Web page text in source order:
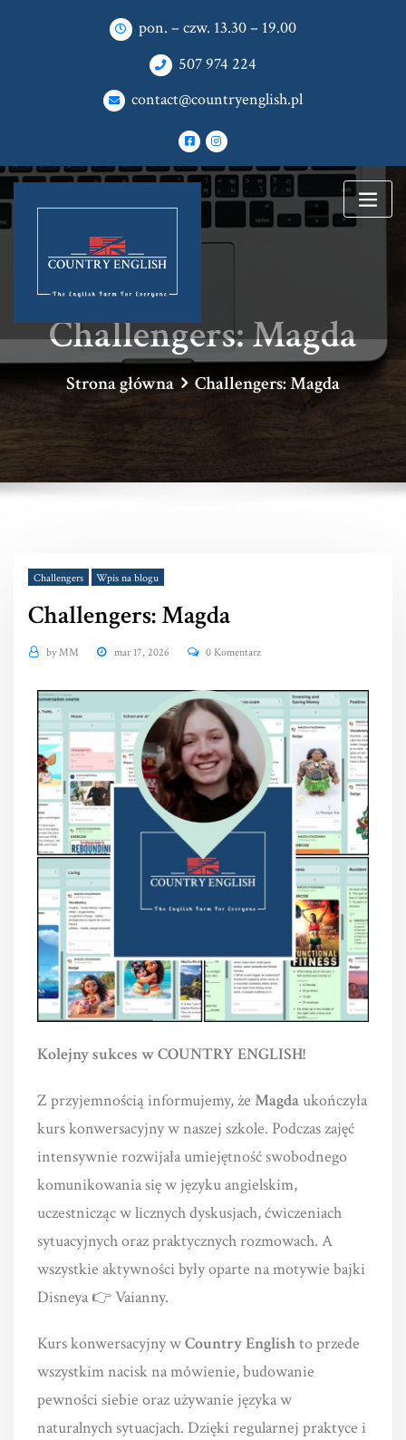
pon. – czw. 13.30 – 19.00
507 974 224
contact@countryenglish.pl
Challengers: Magda
Strona główna Challengers: Magda
Challengers Wpis na blogu
Challengers: Magda
byMM mar 17, 2026 0 Komentarz
Kolejny sukces w COUNTRY ENGLISH!
Z przyjemnością informujemy, żeMagda ukończyła
kurs konwersacyjny w naszej szkole. Podczas zajęć
intensywnie rozwijała umiejętność swobodnego
komunikowania się w języku angielskim,
uczestnicząc w licznych dyskusjach, ćwiczeniach
sytuacyjnych oraz praktycznych rozmowach. A
wszystkie aktywności były oparte na motywie bajki
Disneya 👉 Vaianny.
Kurs konwersacyjny wCountry Englishto przede
wszystkim nacisk na mówienie, budowanie
pewności siebie oraz używanie języka w
naturalnych sytuacjach. Dzięki regularnej praktyce i